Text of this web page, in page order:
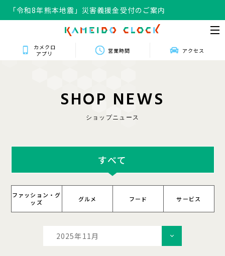
「令和8年熊本地震」災害義援金受付のご案内
カメクロ
アプリ
営業時間 アクセス
SHOP NEWS
ショップニュース
すべて
ファッション・グ
ッズ
グルメ フード サービス
2025年11月